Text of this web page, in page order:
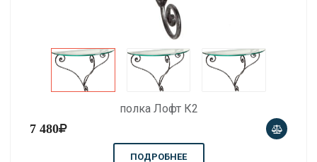
полка Лофт К2
7 480
ПОДРОБНЕЕ